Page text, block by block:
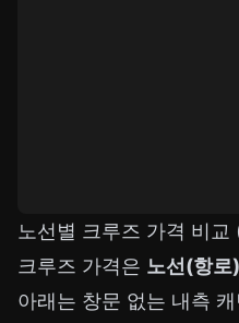
노선별 크루즈 가격 비교
크루즈 가격은 노선(항로)
아래는 창문 없는 내측